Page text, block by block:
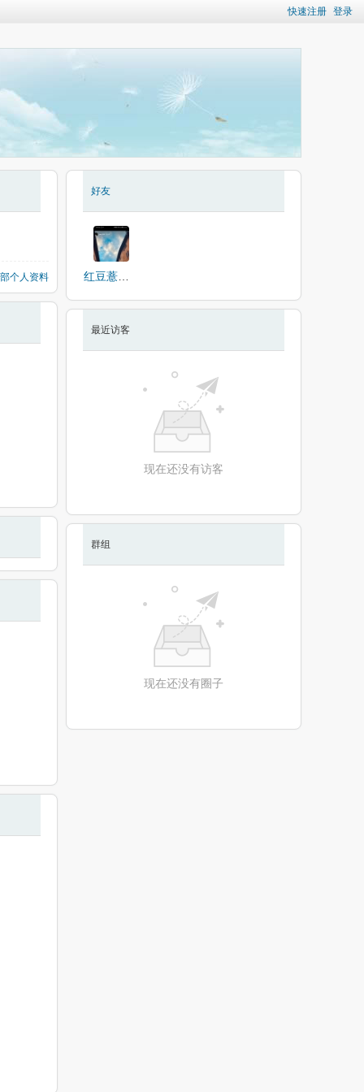
快速注册 登录
个人资料
好友
红豆薏米粥
最近访客
现在还没有访客
群组
现在还没有圈子